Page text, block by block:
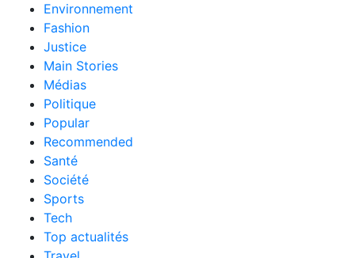
Environnement
Fashion
Justice
Main Stories
Médias
Politique
Popular
Recommended
Santé
Société
Sports
Tech
Top actualités